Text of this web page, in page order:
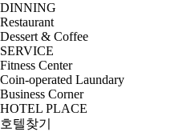
DINNING
Restaurant
Dessert & Coffee
SERVICE
Fitness Center
Coin-operated Laundary
Business Corner
HOTEL PLACE
호텔찾기